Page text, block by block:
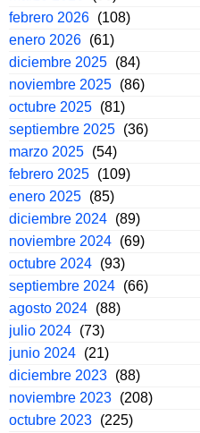
febrero 2026 (108)
enero 2026 (61)
diciembre 2025 (84)
noviembre 2025 (86)
octubre 2025 (81)
septiembre 2025 (36)
marzo 2025 (54)
febrero 2025 (109)
enero 2025 (85)
diciembre 2024 (89)
noviembre 2024 (69)
octubre 2024 (93)
septiembre 2024 (66)
agosto 2024 (88)
julio 2024 (73)
junio 2024 (21)
diciembre 2023 (88)
noviembre 2023 (208)
octubre 2023 (225)